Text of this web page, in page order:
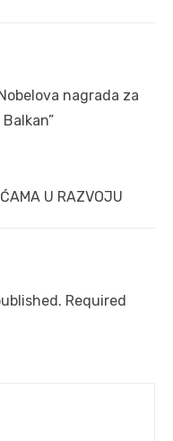
nagrada za
U RAZVOJU
Required